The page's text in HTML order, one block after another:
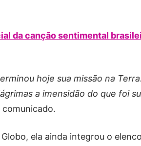
da canção sentimental
hoje sua missão na
a imensidão do que foi
comunicado.
ela ainda integrou o